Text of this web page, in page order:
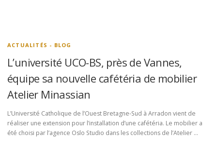
ACTUALITÉS - BLOG
L’université UCO-BS, près de Vannes,
équipe sa nouvelle cafétéria de mobilier
Atelier Minassian
L’Université Catholique de l’Ouest Bretagne-Sud à Arradon vient de
réaliser une extension pour l’installation d’une cafétéria. Le mobilier a
été choisi par l’agence Oslo Studio dans les collections de l’Atelier …